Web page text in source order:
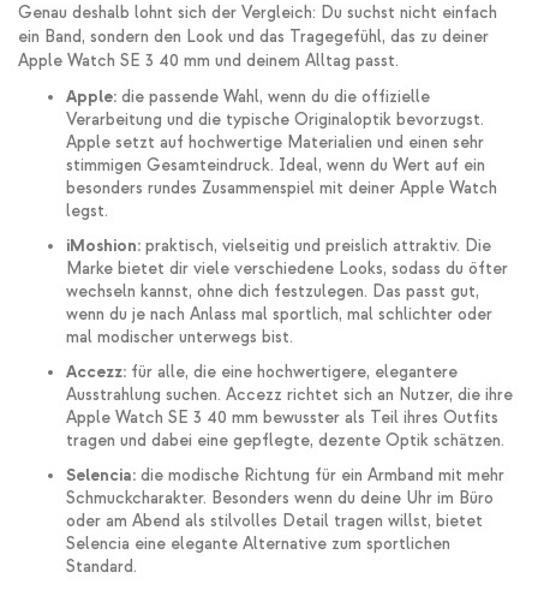
Genau deshalb lohnt sich der Vergleich: Du suchst nicht einfach
ein Band, sondern den Look und das Tragegefühl, das zu deiner
Apple Watch SE 3 40 mm und deinem Alltag passt.
Apple: die passende Wahl, wenn du die offizielle
Verarbeitung und die typische Originaloptik bevorzugst.
Apple setzt auf hochwertige Materialien und einen sehr
stimmigen Gesamteindruck. Ideal, wenn du Wert auf ein
besonders rundes Zusammenspiel mit deiner Apple Watch
legst.
iMoshion: praktisch, vielseitig und preislich attraktiv. Die
Marke bietet dir viele verschiedene Looks, sodass du öfter
wechseln kannst, ohne dich festzulegen. Das passt gut,
wenn du je nach Anlass mal sportlich, mal schlichter oder
mal modischer unterwegs bist.
Accezz: für alle, die eine hochwertigere, elegantere
Ausstrahlung suchen. Accezz richtet sich an Nutzer, die ihre
Apple Watch SE 3 40 mm bewusster als Teil ihres Outfits
tragen und dabei eine gepflegte, dezente Optik schätzen.
Selencia: die modische Richtung für ein Armband mit mehr
Schmuckcharakter. Besonders wenn du deine Uhr im Büro
oder am Abend als stilvolles Detail tragen willst, bietet
Selencia eine elegante Alternative zum sportlichen
Standard.